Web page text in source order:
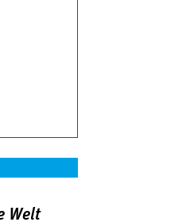
Welt